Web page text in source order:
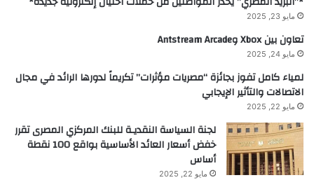
مايو 23, 2025
تعاون بين Xbox وAntstream Arcade
مايو 24, 2025
لمياء كامل تفوز بجائزة “مصريات مؤثرات” تكريماً لدورها الرائد في مجال
الاتصالات والتأثير الإيجابي
مايو 22, 2025
لجنة السياسة النقديـة للبنك المركزي المصرى تقرر
خفض أسعار العائد الأساسية بواقع 100 نقطة
أساس
مايو 22, 2025